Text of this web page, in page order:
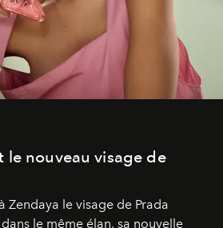
le nouveau visage de
Zendaya le visage de Prada
le même élan, sa nouvelle